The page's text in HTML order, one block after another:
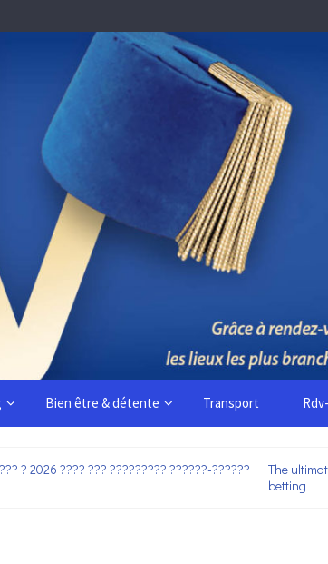
Bien être & détente Transport
? 2026 ???? ??? ????????? ??????-??????
The
betting